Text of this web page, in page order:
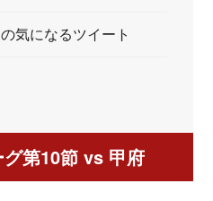
気になるツイート
第10節 vs 甲府